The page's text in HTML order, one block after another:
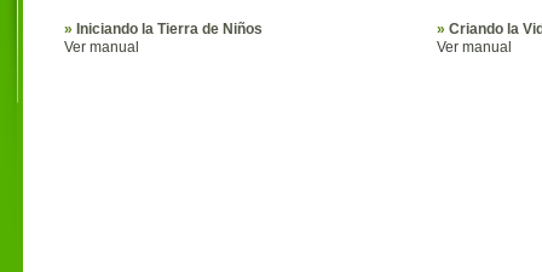
» Iniciando la Tierra de Niños
Ver manual
» Criando la
Ver manual